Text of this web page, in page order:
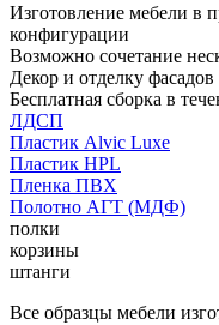
Изготовление мебели в
конфигурации
Возможно сочетание
Декор и отделку
Бесплатная сборка в
ЛДСП
Пластик Alvic Luxe
Пластик HPL
Пленка ПВХ
Полотно АГТ (МДФ)
полки
корзины
штанги
Все образцы мебели